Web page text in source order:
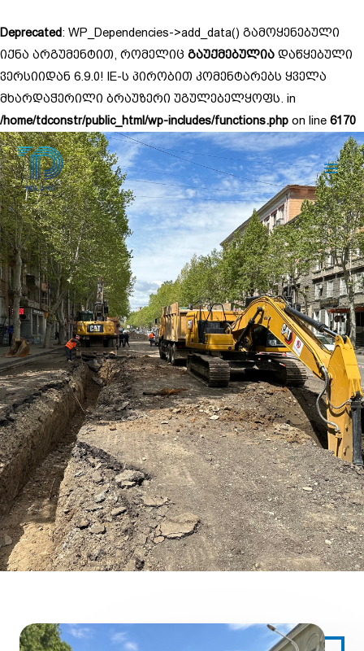
Deprecated: WP_Dependencies->add_data() გამოყენებული
იქნა არგუმენტით, რომელიც გაუქმებულია დაწყებული
ვერსიიდან 6.9.0! IE-ს პირობით კომენტარებს ყველა
მხარდაჭერილი ბრაუზერი უგულებელყოფს. in
/home/tdconstr/public_html/wp-includes/functions.php on line 6170
to
content
Main